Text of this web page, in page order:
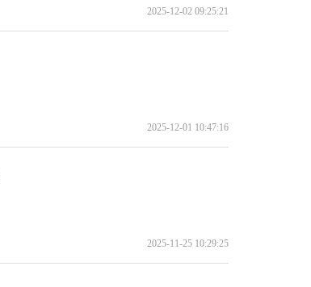
2025-12-02 09:25:21
2025-12-01 10:47:16
2025-11-25 10:29:25